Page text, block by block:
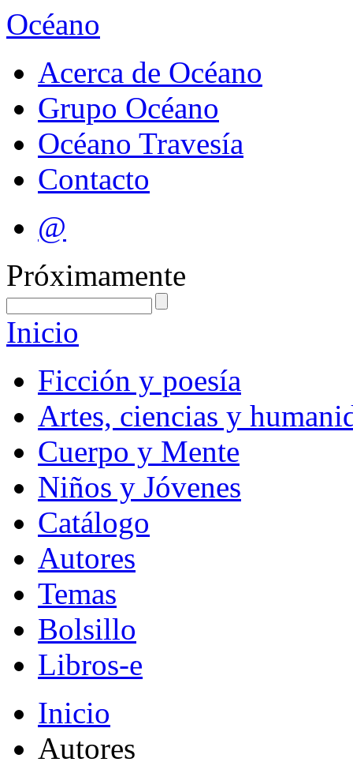
Océano
Acerca de Océano
Grupo Océano
Océano Travesía
Contacto
@
Próximamente
Inicio
Ficción y poesía
Artes, ciencias y
Cuerpo y Mente
Niños y Jóvenes
Catálogo
Autores
Temas
Bolsillo
Libros-e
Inicio
Autores